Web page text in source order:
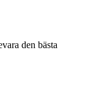
den bästa